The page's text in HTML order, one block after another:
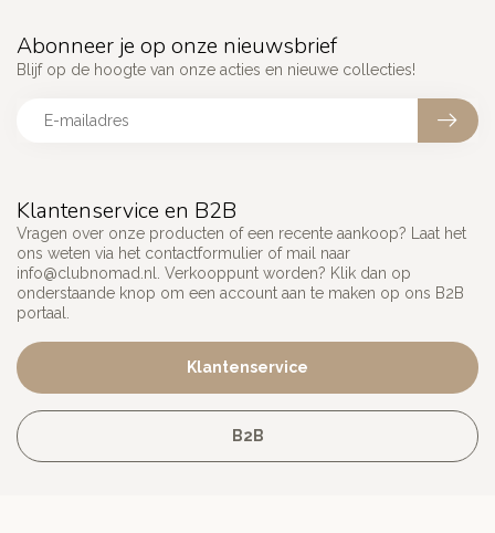
Klantenservice en B2B
Vragen over onze producten of een recente aankoop? Laat het
ons weten via het contactformulier of mail naar
info@clubnomad.nl
. Verkooppunt worden? Klik dan op
onderstaande knop om een account aan te maken op ons B2B
portaal.
Klantenservice
B2B
Abonneer je op onze nieuwsbrief
Blijf op de hoogte van onze acties en nieuwe collecties!